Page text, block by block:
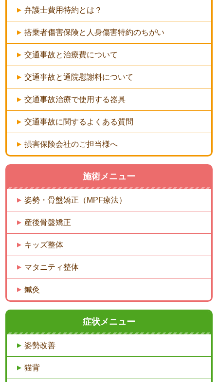
弁護士費用特約とは？
搭乗者傷害保険と人身傷害特約のちがい
交通事故と治療費について
交通事故と通院慰謝料について
交通事故治療で使用する器具
交通事故に関するよくある質問
損害保険会社のご担当様へ
施術メニュー
姿勢・骨盤矯正（MPF療法）
産後骨盤矯正
キッズ整体
マタニティ整体
鍼灸
症状メニュー
姿勢改善
猫背